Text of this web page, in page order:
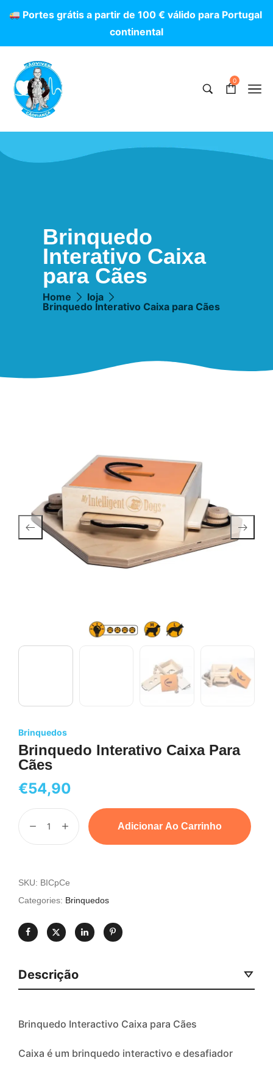
Portes grátis a partir de 100 € válido para Portugal
continental
0
Brinquedo
Interativo Caixa
para Cães
Home
loja
Brinquedo Interativo Caixa para Cães
Brinquedos
Brinquedo Interativo Caixa Para
Cães
€54,90
Adicionar Ao Carrinho
SKU: BICpCe
Categories: Brinquedos
Descrição
Brinquedo Interactivo Caixa para Cães
Caixa é um brinquedo interactivo e desafiador